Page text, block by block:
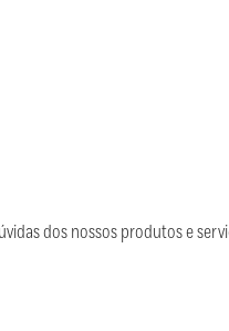
dos nossos produtos e